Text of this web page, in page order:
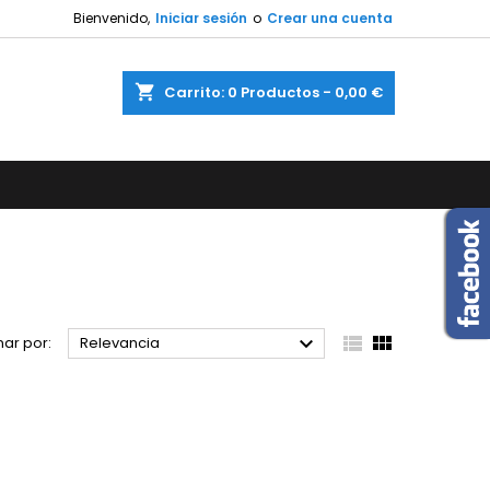
Bienvenido, Iniciar sesión o Crear una cuenta
shopping_cart Carrito: 0 Productos - 0,00 €
por: Relevancia   